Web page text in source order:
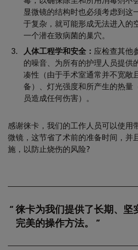
显微镜的结构时也必须考虑到这
于复杂，就可能形成无法进入的
一个潜在致病菌的巢穴。
人体工程学和安全： 应检查其他
的噪音、为所有的护理人员提供
凑性（由于手术室通常并不宽敞
备）、灯光强度和所产生的热量
员造成任何伤害）。
感谢徕卡，我们的工作人员可以使用
微镜，这节省了术前的准备时间，并
施，以防止烧伤的风险?
徕卡为我们提供了长期、坚
完美的操作方法。